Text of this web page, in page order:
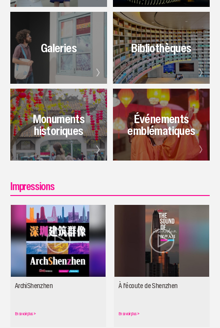
Galeries Bibliothèques
Monuments
historiques
Événements
emblématiques
Impressions
ArchiShenzhen
En savoir plus >
À l'écoute de Shenzhen
En savoir plus >